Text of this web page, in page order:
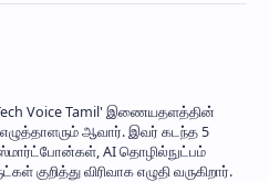
Voice Tamil' இணையதளத்தின்
எழுத்தாளரும் ஆவார். இவர் கடந்த 5
AI தொழில்நுட்பம்
குறித்து விரிவாக எழுதி வருகிறார்.